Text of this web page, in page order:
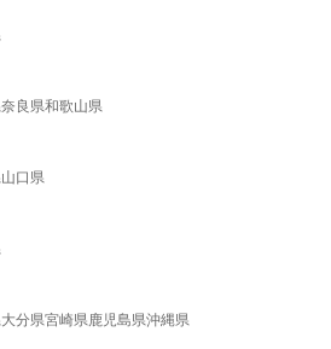
奈良県和歌山県
山口県
大分県宮崎県鹿児島県沖縄県